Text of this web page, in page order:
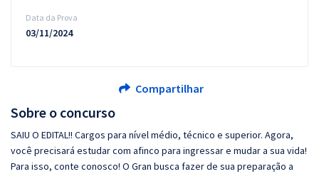
Sobre o concurso
SAIU O EDITAL!! Cargos para nível médio, técnico e superior. Agora,
você precisará estudar com afinco para ingressar e mudar a sua vida!
Para isso, conte conosco! O Gran busca fazer de sua preparação a
Data da Prova
03/11/2024
Compartilhar